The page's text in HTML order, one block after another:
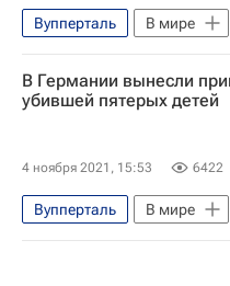
Вупперталь В мире
Северный Рейн-Вестфалия
В Германии вынесли
убившей пятерых детей
4 ноября 2021, 15:53 6422
Вупперталь В мире
Германия